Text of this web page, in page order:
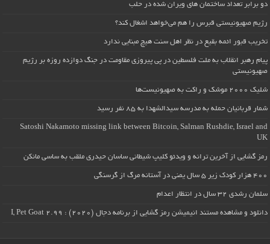
دو برابر تعداد ساختمان های ویران شده در حلب
رژیم صهیونیستی قبرس را هم می‌خواهد اشغال کند؟
تخریب قبور ائمه بقیع در نظر اهل سنت هیچ مبنایی ندارد
پیام رهبر انقلاب به ملت فلسطین در پی پیروزی مقاومت در جنگ دوازده روزه بر رژیم
صهیونیستی
شلیک ۲۰۰۰ موشک و راکت به صهیونیست‌ها
شمار قربانیان حمله به مدرسه سیدالشهدا به ۸۵ نفر رسید
Satoshi Nakamoto missing link between Bitcoin, Salman Rushdie, Israel and
UK
رمز گشایی از آخرین ترانه و ویدئو کلیپ شیطانی ساسان حیدری ملقب به ساسی مانکن
۴۰۰ هزار کودک زیر ۵ سال یمنی در آستانه مرگ از گرسنگی
سلمان رشدی ۳۲ سال در انتظار اعدام
دانلود و مشاهده مستند انیمیشن رمز گشایی از برنامه دجال (۲۰۲۰) : I, Pet Goat 2.99